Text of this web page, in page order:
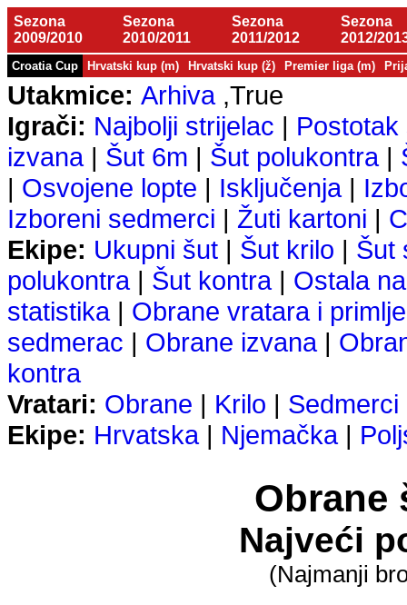
Sezona
2009/2010
Sezona
2010/2011
Sezona
2011/2012
Sezona
2012/
Croatia Cup Hrvatski kup (m) Hrvatski kup (ž) Premier liga (m)
Utakmice: Arhiva,True
Igrači: Najbolji strijelac | Postotak
izvana| Šut 6m | Šut polukontra|
| Osvojene lopte | Isključenja|
Izboreni sedmerci | Žuti kartoni |
Ekipe: Ukupni šut | Šut krilo | Šut
polukontra| Šut kontra| Ostala
statistika| Obrane vratara i
sedmerac | Obrane izvana|
kontra
Vratari: Obrane | Krilo | Sedmerci
Ekipe: Hrvatska| Njemačka|
Obrane
Najveći
(Najmanji